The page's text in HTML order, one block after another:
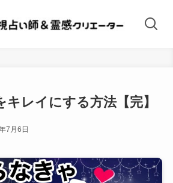
キレイにする方法【完】
7月6日